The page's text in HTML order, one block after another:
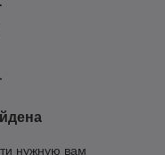
нужную вам